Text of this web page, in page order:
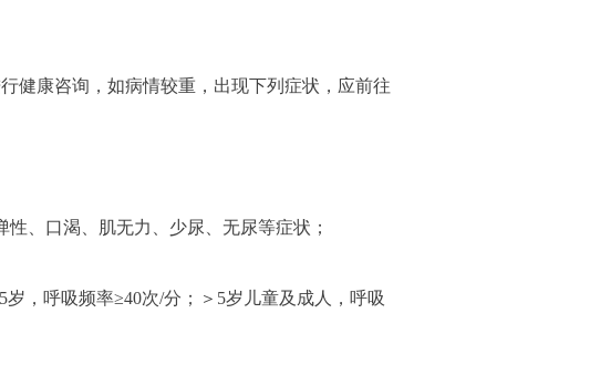
康咨询，如病情较重，出现下列症状，应前往
、口渴、肌无力、少尿、无尿等症状；
，呼吸频率≥40次/分；＞5岁儿童及成人，呼吸